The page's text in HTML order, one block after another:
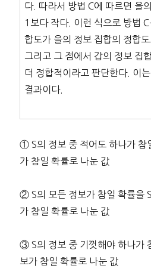
다. 따라서 방법 C에 따르면 을
1보다 작다. 이런 식으로 방법
합도가 을의 정보 집합의 정합
그리고 그 점에서 갑의 정보 집
더 정합적이라고 판단한다. 이
결과이다.
① S의 정보 중 적어도 하나가 참
가 참일 확률로 나눈 값
② S의 모든 정보가 참일 확률을
가 참일 확률로 나눈 값
③ S의 정보 중 기껏해야 하나가
보가 참일 확률로 나눈 값